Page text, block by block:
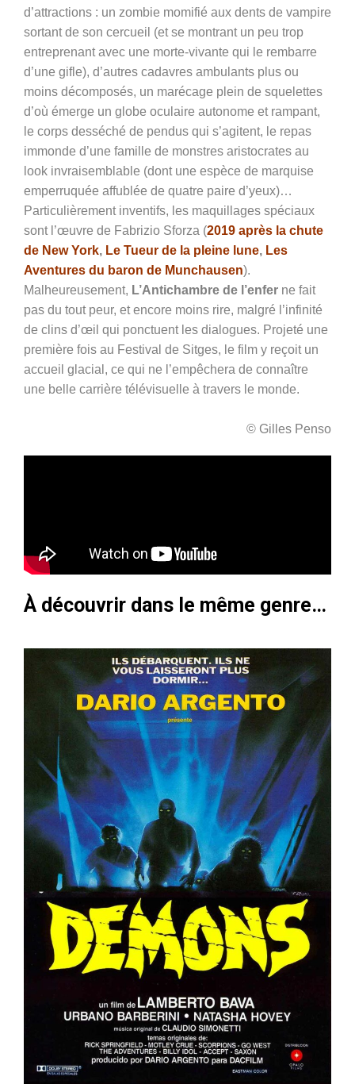
d’attractions : un zombie momifié aux dents de vampire
sortant de son cercueil (et se montrant un peu trop
entreprenant avec une morte-vivante qui le rembarre
d’une gifle), d’autres cadavres ambulants plus ou
moins décomposés, un marécage plein de squelettes
d’où émerge un globe oculaire autonome et rampant,
le corps desséché de pendus qui s’agitent, le repas
immonde d’une famille de monstres aristocrates au
look invraisemblable (dont une espèce de marquise
emperruquée affublée de quatre paire d’yeux)…
Particulièrement inventifs, les maquillages spéciaux
sont l’œuvre de Fabrizio Sforza (2019 après la chute
de New York, Le Tueur de la pleine lune, Les
Aventures du baron de Munchausen).
Malheureusement, L’Antichambre de l’enfer ne fait
pas du tout peur, et encore moins rire, malgré l’infinité
de clins d’œil qui ponctuent les dialogues. Projeté une
première fois au Festival de Sitges, le film y reçoit un
accueil glacial, ce qui ne l’empêchera de connaître
une belle carrière télévisuelle à travers le monde.
© Gilles Penso
À découvrir dans le même genre…